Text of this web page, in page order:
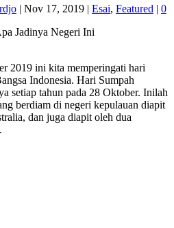
| Nov 17, 2019 | Esai, Featured | 0
2019 ini kita memperingati hari
Indonesia. Hari Sumpah
setiap tahun pada 28 Oktober. Inilah
berdiam di negeri kepulauan diapit
dan juga diapit oleh dua